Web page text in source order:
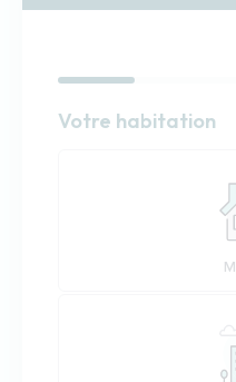
Habitation
Votre habitation